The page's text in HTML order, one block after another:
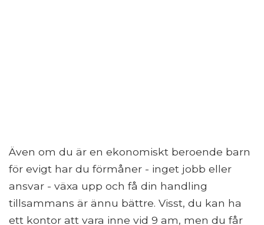
Även om du är en ekonomiskt beroende barn
för evigt har du förmåner - inget jobb eller
ansvar - växa upp och få din handling
tillsammans är ännu bättre. Visst, du kan ha
ett kontor att vara inne vid 9 am, men du får